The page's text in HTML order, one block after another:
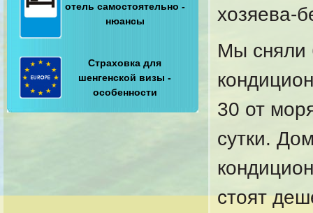
отель самостоятельно -
нюансы
Страховка для
шенгенской визы -
особенности
хозяева-
Мы сняли
30 от
сутки.
стоят